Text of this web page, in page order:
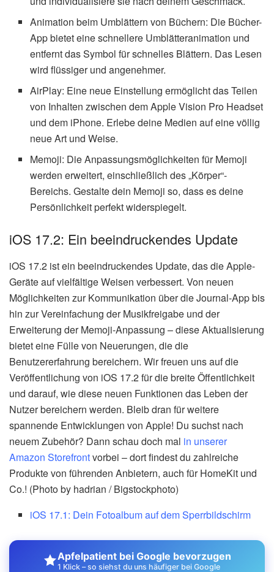
Animation beim Umblättern von Büchern: Die Bücher-
App bietet eine schnellere Umblätteranimation und
entfernt das Symbol für schnelles Blättern. Das Lesen
wird flüssiger und angenehmer.
AirPlay: Eine neue Einstellung ermöglicht das Teilen
von Inhalten zwischen dem Apple Vision Pro Headset
und dem iPhone. Erlebe deine Medien auf eine völlig
neue Art und Weise.
Memoji: Die Anpassungsmöglichkeiten für Memoji
werden erweitert, einschließlich des „Körper“-
Bereichs. Gestalte dein Memoji so, dass es deine
Persönlichkeit perfekt widerspiegelt.
iOS 17.2: Ein beeindruckendes Update
iOS 17.2 ist ein beeindruckendes Update, das die Apple-
Geräte auf vielfältige Weisen verbessert. Von neuen
Möglichkeiten zur Kommunikation über die Journal-App bis
hin zur Vereinfachung der Musikfreigabe und der
Erweiterung der Memoji-Anpassung – diese Aktualisierung
bietet eine Fülle von Neuerungen, die die
Benutzererfahrung bereichern. Wir freuen uns auf die
Veröffentlichung von iOS 17.2 für die breite Öffentlichkeit
und darauf, wie diese neuen Funktionen das Leben der
Nutzer bereichern werden. Bleib dran für weitere
spannende Entwicklungen von Apple! Du suchst nach
neuem Zubehör? Dann schau doch mal in unserer
Amazon Storefrontvorbei – dort findest du zahlreiche
Produkte von führenden Anbietern, auch für HomeKit und
Co.! (Photo by hadrian / Bigstockphoto)
iOS 17.1: Dein Fotoalbum auf dem Sperrbildschirm
Apfelpatient bei Google bevorzugen
1 Klick – so siehst du uns häufiger bei Google